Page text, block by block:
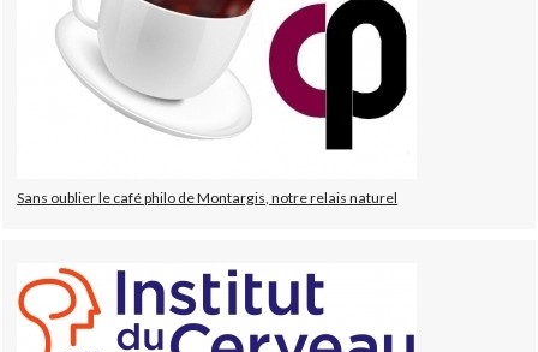
Sans oublier le café philo de Montargis, notre relais naturel